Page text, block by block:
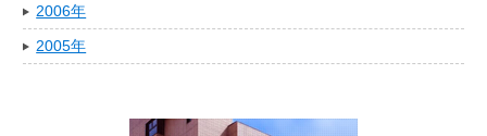
2006年
2005年